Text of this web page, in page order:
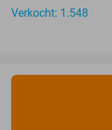
Verkocht: 1.548